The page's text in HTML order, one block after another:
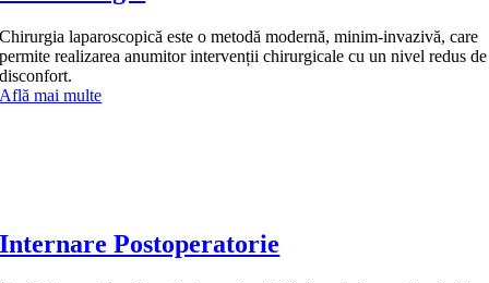
Chirurgia laparoscopică este o metodă modernă, minim-invazivă, care
permite realizarea anumitor intervenții chirurgicale cu un nivel redus de
disconfort.
Află mai multe
Internare Postoperatorie